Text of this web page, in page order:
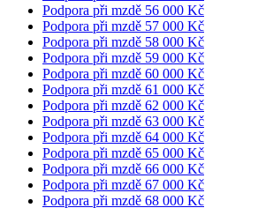
Podpora při mzdě 56 000 Kč
Podpora při mzdě 57 000 Kč
Podpora při mzdě 58 000 Kč
Podpora při mzdě 59 000 Kč
Podpora při mzdě 60 000 Kč
Podpora při mzdě 61 000 Kč
Podpora při mzdě 62 000 Kč
Podpora při mzdě 63 000 Kč
Podpora při mzdě 64 000 Kč
Podpora při mzdě 65 000 Kč
Podpora při mzdě 66 000 Kč
Podpora při mzdě 67 000 Kč
Podpora při mzdě 68 000 Kč